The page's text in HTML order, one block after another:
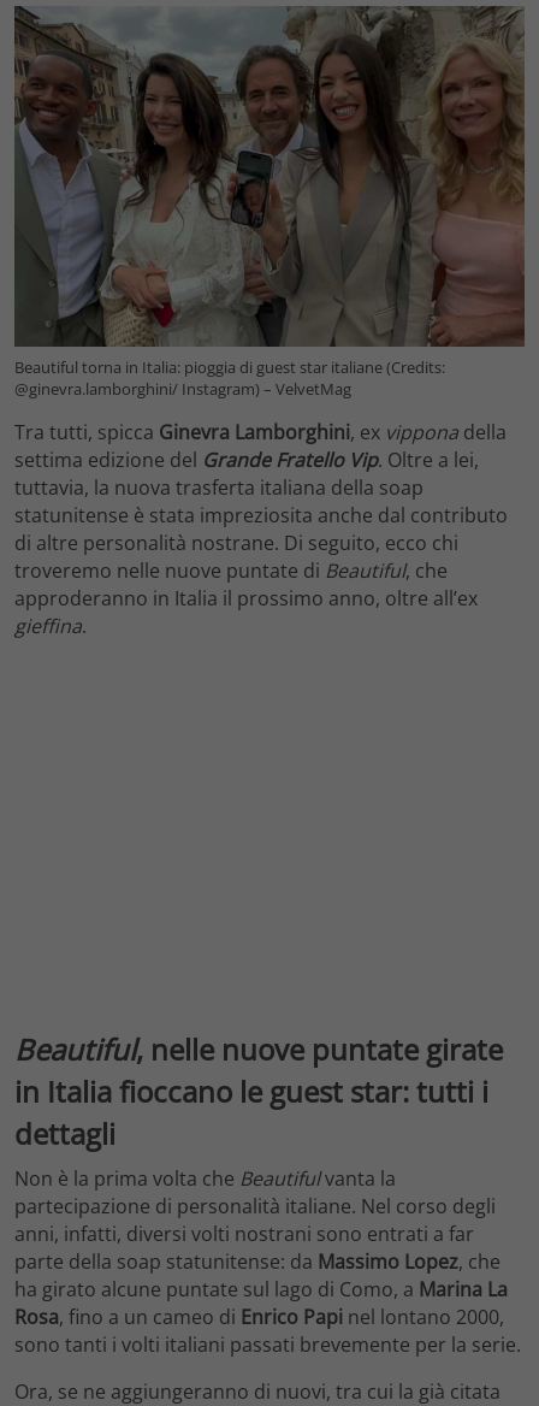
Beautiful torna in Italia: pioggia di guest star italiane (Credits:
@ginevra.lamborghini/ Instagram) – VelvetMag
Tra tutti, spicca Ginevra Lamborghini, ex vippona della
settima edizione del Grande Fratello Vip. Oltre a lei,
tuttavia, la nuova trasferta italiana della soap
statunitense è stata impreziosita anche dal contributo
di altre personalità nostrane. Di seguito, ecco chi
troveremo nelle nuove puntate di Beautiful, che
approderanno in Italia il prossimo anno, oltre all’ex
gieffina.
Beautiful, nelle nuove puntate girate
in Italia fioccano le guest star: tutti i
dettagli
Non è la prima volta che Beautifulvanta la
partecipazione di personalità italiane. Nel corso degli
anni, infatti, diversi volti nostrani sono entrati a far
parte della soap statunitense: da Massimo Lopez, che
ha girato alcune puntate sul lago di Como, a Marina La
Rosa, fino a un cameo di Enrico Papi nel lontano 2000,
sono tanti i volti italiani passati brevemente per la serie.
Ora, se ne aggiungeranno di nuovi, tra cui la già citata